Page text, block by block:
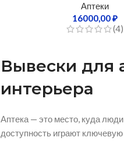
Аптеки
16000,00₽
(4)
Вывески для
интерьера
Аптека — это место, куда
доступность играют